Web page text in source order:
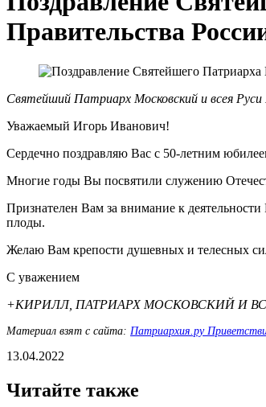
Правительства
Святейший Патриарх Московский и всея
Уважаемый Игорь Иванович!
Сердечно поздравляю Вас с 50-летним
Многие годы Вы посвятили служению
Признателен Вам за внимание к
плоды.
Желаю Вам крепости душевных и телесных
С уважением
+КИРИЛЛ, ПАТРИАРХ МОСКОВСКИЙ И
Материал взят с сайта: Патриархия.ру
13.04.2022
Читайте также